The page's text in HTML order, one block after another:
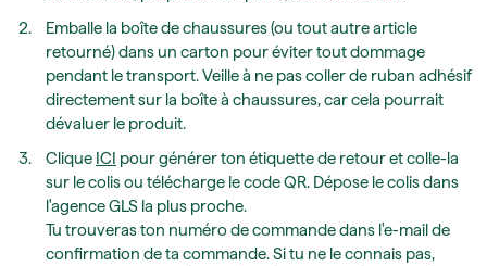
Emballe la boîte de chaussures (ou tout autre article
retourné) dans un carton pour éviter tout dommage
pendant le transport. Veille à ne pas coller de ruban adhésif
directement sur la boîte à chaussures, car cela pourrait
dévaluer le produit.
Clique ICI pour générer ton étiquette de retour et colle-la
sur le colis ou télécharge le code QR. Dépose le colis dans
l'agence GLS la plus proche.
Tu trouveras ton numéro de commande dans l'e-mail de
confirmation de ta commande. Si tu ne le connais pas,